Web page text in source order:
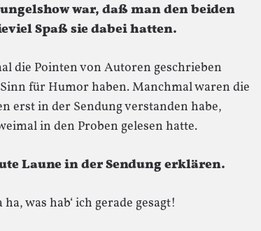
war, daß man den beiden
Spaß sie dabei hatten.
die Pointen von Autoren geschrieben
für Humor haben. Manchmal waren die
erst in der Sendung verstanden habe,
in den Proben gelesen hatte.
Laune in der Sendung erklären.
was hab‘ ich gerade gesagt!